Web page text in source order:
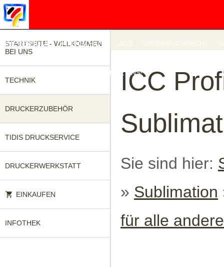
IMPRESSUM DATENSCHUTZ AGB WIDERRUFSRECHT
FRAGEN SIE UNS!
STARTSEITE - WILLKOMMEN
BEI UNS
TECHNIK
DRUCKERZUBEHÖR
TIDIS DRUCKSERVICE
DRUCKERWERKSTATT
EINKAUFEN
INFOTHEK
ICC
Sie sind hier:
» Sublimation
für alle